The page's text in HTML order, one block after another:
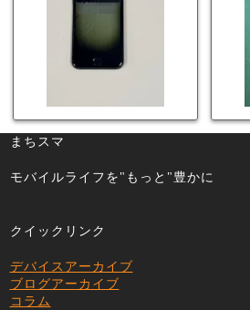
まちスマ
モバイルライフを"もっと"豊かに
クイックリンク
デバイスアーカイブ
ブログアーカイブ
コラム